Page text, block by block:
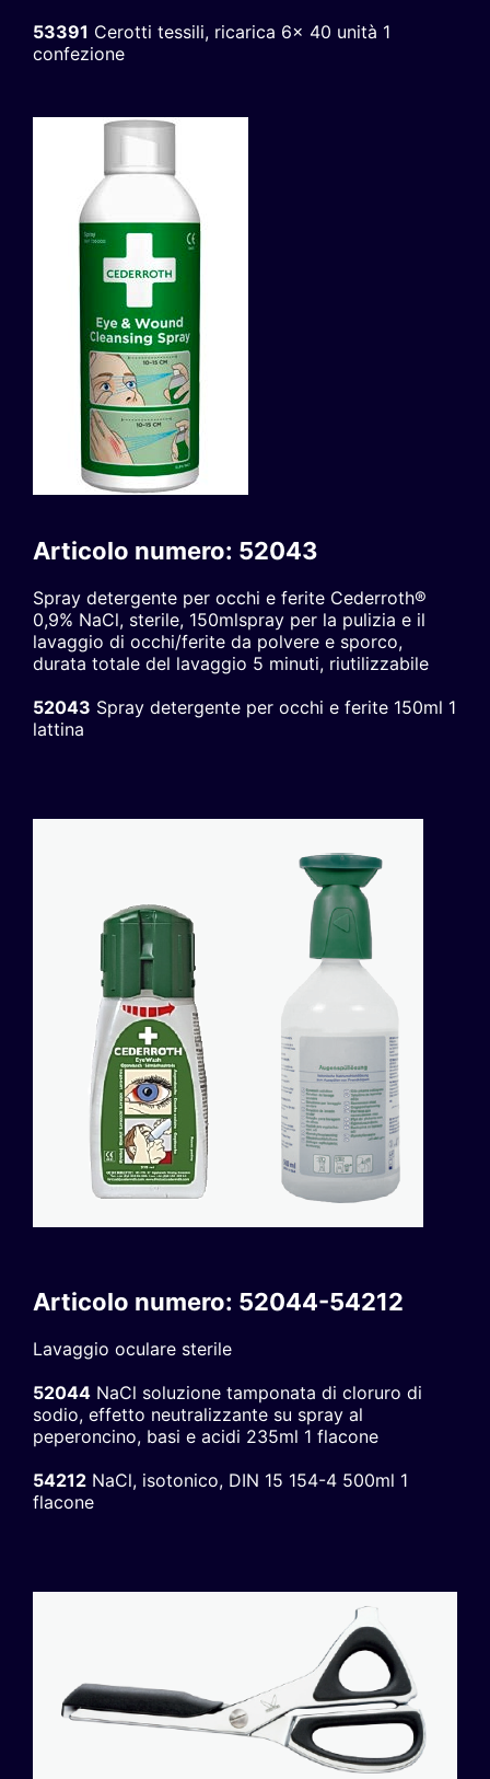
53391 Cerotti tessili, ricarica 6x 40 unità 1
confezione
Articolo numero: 52043
Spray detergente per occhi e ferite Cederroth®
0,9% NaCl, sterile, 150mlspray per la pulizia e il
lavaggio di occhi/ferite da polvere e sporco,
durata totale del lavaggio 5 minuti, riutilizzabile
52043 Spray detergente per occhi e ferite 150ml 1
lattina
Articolo numero: 52044-54212
Lavaggio oculare sterile
52044NaCl soluzione tamponata di cloruro di
sodio, effetto neutralizzante su spray al
peperoncino, basi e acidi 235ml 1 flacone
54212NaCl, isotonico, DIN 15 154-4 500ml 1
flacone